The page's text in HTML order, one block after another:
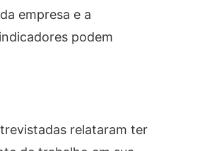
empresa e a
podem
relataram ter